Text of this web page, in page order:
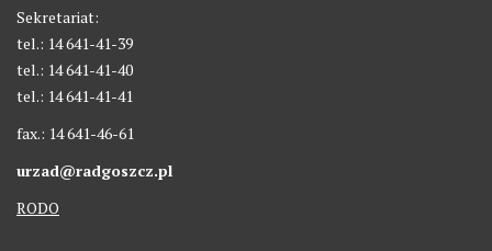
Sekretariat:
tel.: 14 641-41-39
tel.: 14 641-41-40
tel.: 14 641-41-41
fax.: 14 641-46-61
urzad@radgoszcz.pl
RODO